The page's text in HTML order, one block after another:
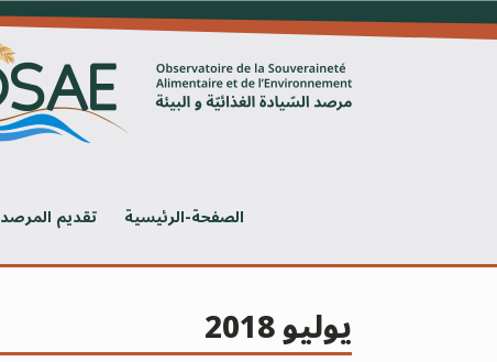
Skip
to
الصفحة-الرئيسية تقديم المرصد
يوليو 2018